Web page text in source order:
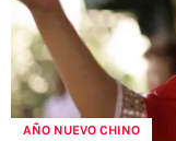
AÑO NUEVO CHINO